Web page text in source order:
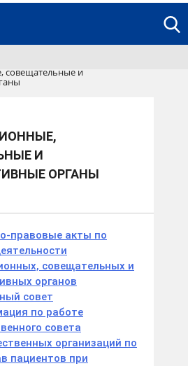
совещательные и
И
ОРГАНЫ
правовые акты по
совещательных и
органов
совет
по работе
совета
организаций по
пациентов при